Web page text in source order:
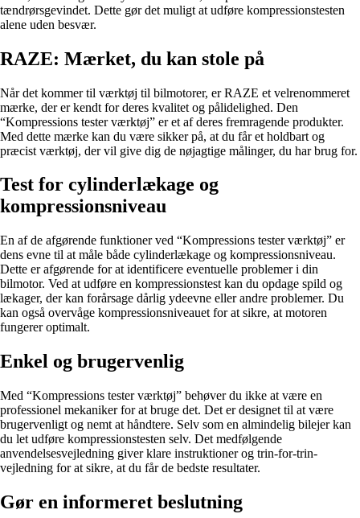
tændrørsgevindet. Dette gør det muligt at udføre kompressionstesten
alene uden besvær.
RAZE: Mærket, du kan stole på
Når det kommer til værktøj til bilmotorer, er RAZE et velrenommeret
mærke, der er kendt for deres kvalitet og pålidelighed. Den
“Kompressions tester værktøj” er et af deres fremragende produkter.
Med dette mærke kan du være sikker på, at du får et holdbart og
præcist værktøj, der vil give dig de nøjagtige målinger, du har brug for.
Test for cylinderlækage og
kompressionsniveau
En af de afgørende funktioner ved “Kompressions tester værktøj” er
dens evne til at måle både cylinderlækage og kompressionsniveau.
Dette er afgørende for at identificere eventuelle problemer i din
bilmotor. Ved at udføre en kompressionstest kan du opdage spild og
lækager, der kan forårsage dårlig ydeevne eller andre problemer. Du
kan også overvåge kompressionsniveauet for at sikre, at motoren
fungerer optimalt.
Enkel og brugervenlig
Med “Kompressions tester værktøj” behøver du ikke at være en
professionel mekaniker for at bruge det. Det er designet til at være
brugervenligt og nemt at håndtere. Selv som en almindelig bilejer kan
du let udføre kompressionstesten selv. Det medfølgende
anvendelsesvejledning giver klare instruktioner og trin-for-trin-
vejledning for at sikre, at du får de bedste resultater.
Gør en informeret beslutning